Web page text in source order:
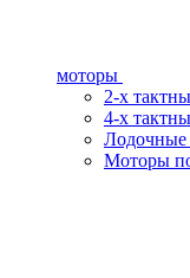
моторы
2-х
4-х
Лодочные
Моторы